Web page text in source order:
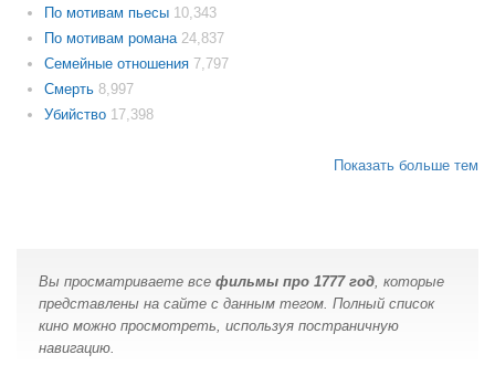
По мотивам пьесы 10,343
По мотивам романа 24,837
Семейные отношения 7,797
Смерть 8,997
Убийство 17,398
Показать больше тем
Вы просматриваете все фильмы про 1777 год, которые
представлены на сайте с данным тегом. Полный список
кино можно просмотреть, используя постраничную
навигацию.